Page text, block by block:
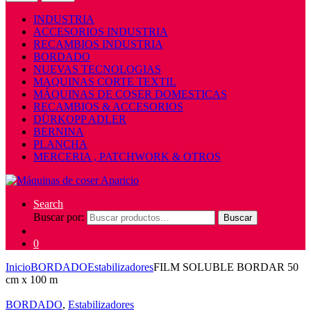
INDUSTRIA
ACCESORIOS INDUSTRIA
RECAMBIOS INDUSTRIA
BORDADO
NUEVAS TECNOLOGIAS
MAQUINAS CORTE TEXTIL
MÁQUINAS DE COSER DOMESTICAS
RECAMBIOS & ACCESORIOS
DÜRKOPP ADLER
BERNINA
PLANCHA
MERCERIA , PATCHWORK & OTROS
Search
Buscar por:
Buscar
0
InicioBORDADOEstabilizadoresFILM SOLUBLE BORDAR 50
cm x 100 m
BORDADO, Estabilizadores